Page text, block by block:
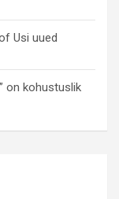
Usi uued
on kohustuslik